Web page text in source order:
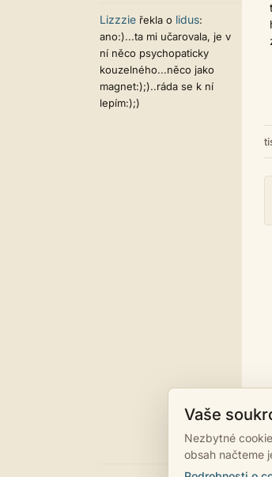
Lizzzie řekla o lidus:
ano:)...ta mi učarovala, je v
ní něco psychopaticky
kouzelného...něco jako
magnet:);)..ráda se k ní
lepím:);)
Vaše
Nezbytné
obsah načteme